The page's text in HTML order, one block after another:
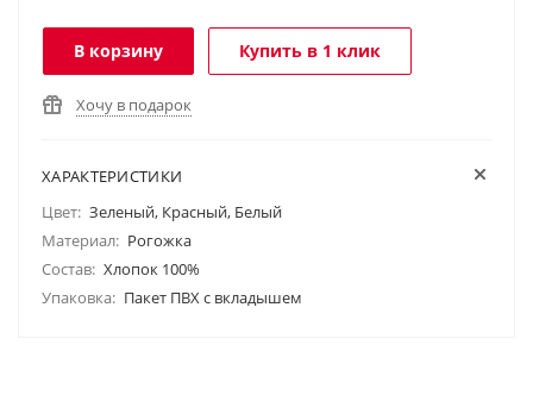
В корзину Купить в 1 клик
Хочу в подарок
ХАРАКТЕРИСТИКИ
Цвет: Зеленый, Красный, Белый
Материал: Рогожка
Состав: Хлопок 100%
Упаковка: Пакет ПВХ с вкладышем